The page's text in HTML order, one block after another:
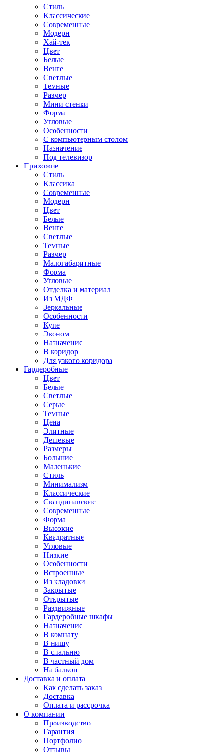
Стиль
Классические
Современные
Модерн
Хай-тек
Цвет
Белые
Венге
Светлые
Темные
Размер
Мини стенки
Форма
Угловые
Особенности
С компьютерным столом
Назначение
Под телевизор
Прихожие
Стиль
Классика
Современные
Модерн
Цвет
Белые
Венге
Светлые
Темные
Размер
Малогабаритные
Форма
Угловые
Отделка и материал
Из МДФ
Зеркальные
Особенности
Купе
Эконом
Назначение
В коридор
Для узкого коридора
Гардеробные
Цвет
Белые
Светлые
Серые
Темные
Цена
Элитные
Дешевые
Размеры
Большие
Маленькие
Стиль
Минимализм
Классические
Скандинавские
Современные
Форма
Высокие
Квадратные
Угловые
Низкие
Особенности
Встроенные
Из кладовки
Закрытые
Открытые
Раздвижные
Гардеробные шкафы
Назначение
В комнату
В нишу
В спальню
В частный дом
На балкон
Доставка и оплата
Как сделать заказ
Доставка
Оплата и рассрочка
О компании
Производство
Гарантия
Портфолио
Отзывы